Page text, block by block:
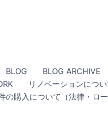
BLOG BLOG ARCHIVE
リノベーションについ
の購入について（法律・ロ